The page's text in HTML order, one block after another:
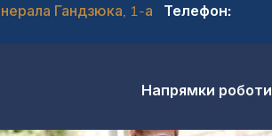
Гандзюка, 1-а
Телефон:
Напрямки роботи